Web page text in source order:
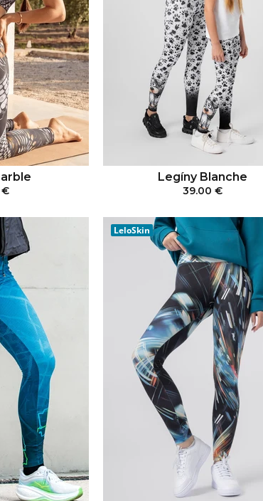
€
KOŠÍKA
Legíny Blanche
39.00 €
PRIDAŤ DO KOŠÍKA
LeloSkin